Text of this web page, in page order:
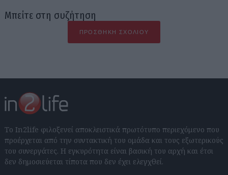
Μπείτε στη συζήτηση
ΠΡΟΣΘΉΚΗ ΣΧΟΛΊΟΥ
Το In2life φιλοξενεί αποκλειστικά πρωτότυπο περιεχόμενο που
προέρχεται από την συντακτική του ομάδα και τους εξωτερικούς
του συνεργάτες. Η εγκυρότητα είναι βασική του αρχή και έτσι
δεν δημοσιεύεται τίποτα που δεν έχει ελεγχθεί.